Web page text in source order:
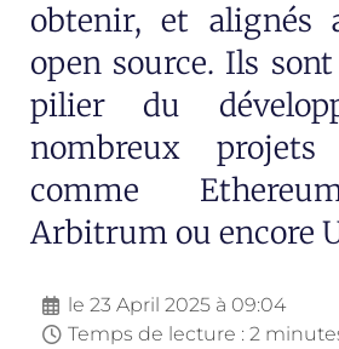
obtenir, et alignés
open source. Ils
pilier du
nombreux projets
comme
Arbitrum ou encore
le 23 April 2025 à 09:04
Temps de lecture : 2